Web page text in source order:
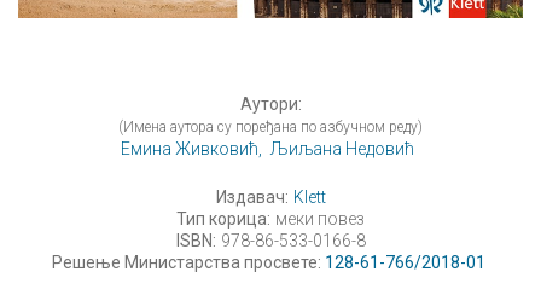
Аутори:
(Имена аутора су поређана по азбучном реду)
Емина Живковић, Љиљана Недовић
Издавач: Klett
Тип корица: меки повез
ISBN: 978-86-533-0166-8
Решење Министарства просвете: 128-61-766/2018-01